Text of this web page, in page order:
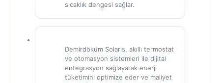
sıcaklık dengesi sağlar.
Demirdöküm Solaris, akıllı termostat
ve otomasyon sistemleri ile dijital
entegrasyon sağlayarak enerji
tüketimini optimize eder ve maliyet